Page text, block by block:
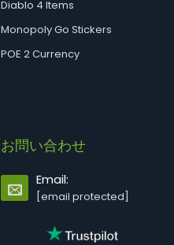
Diablo 4 Items
Monopoly Go Stickers
POE 2 Currency
お問い合わせ
Email:
[email protected]